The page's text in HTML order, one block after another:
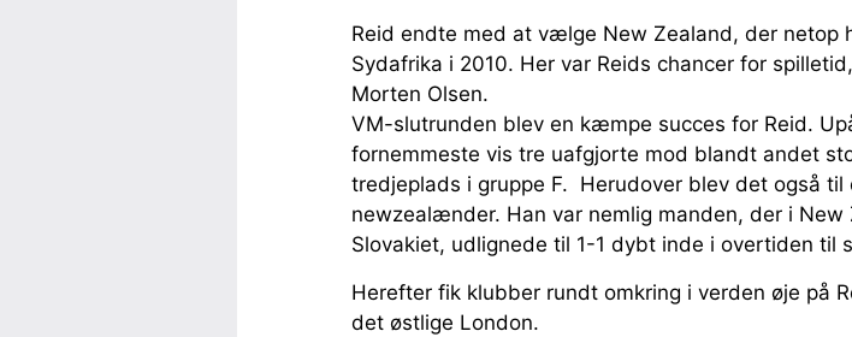
Reid endte med at vælge New Zealand, der netop
Sydafrika i 2010. Her var Reids chancer for
Morten Olsen.
VM-slutrunden blev en kæmpe succes for Reid.
fornemmeste vis tre uafgjorte mod blandt andet
tredjeplads i gruppe F. Herudover blev det også
newzealænder. Han var nemlig manden, der i
Slovakiet, udlignede til 1-1 dybt inde i overtiden til
Herefter fik klubber rundt omkring i verden øje på
det østlige London.